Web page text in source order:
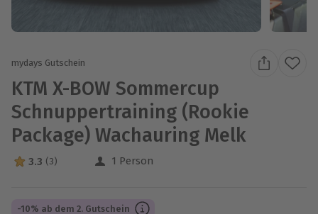
mydays Gutschein
KTM X-BOW Sommercup
Schnuppertraining (Rookie
Package) Wachauring Melk
3.3 Sterne von 5 aus 3 Bewertungen
3.3 (3) 1 Person
-10% ab dem 2. Gutschein